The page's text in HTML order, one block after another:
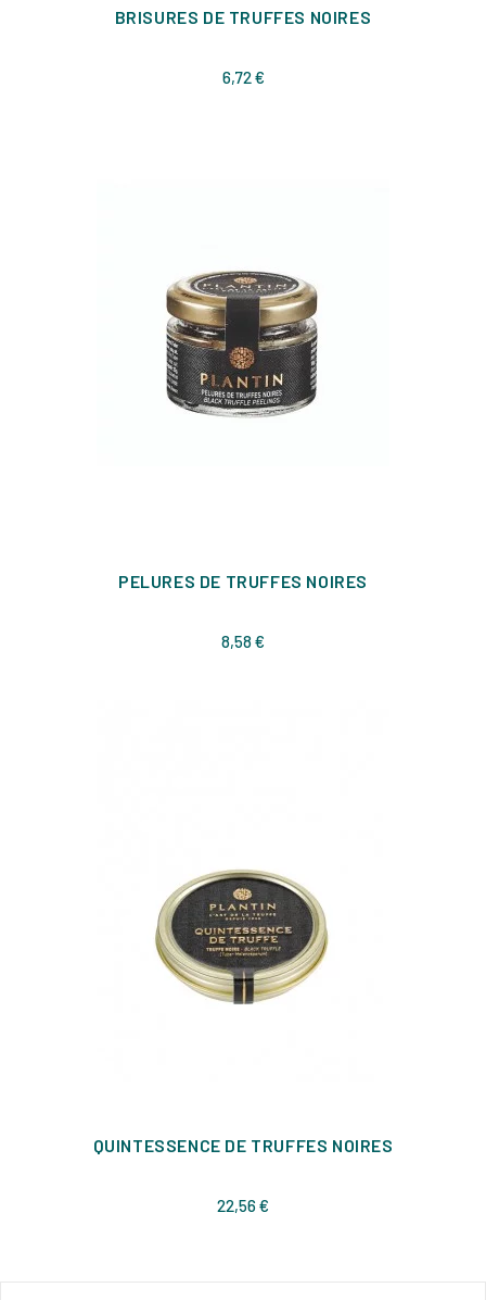
BRISURES DE TRUFFES NOIRES
6,72 €Prix
PELURES DE TRUFFES NOIRES
8,58 €
QUINTESSENCE DE TRUFFES NOIRES
22,56 €